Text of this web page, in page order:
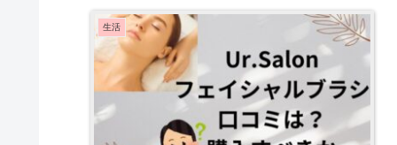
生活